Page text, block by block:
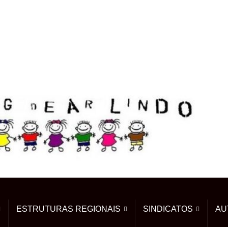
ESTRUTURAS REGIONAIS SINDICATOS